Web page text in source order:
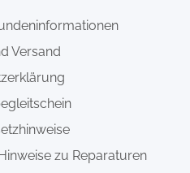
Versand
zu Reparaturen